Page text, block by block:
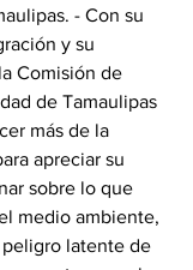
- Con su
y su
Comisión de
de Tamaulipas
más de la
apreciar su
sobre lo que
medio ambiente,
peligro latente de